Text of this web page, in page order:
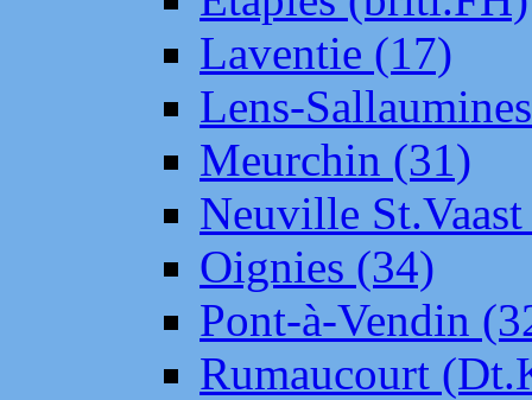
Laventie (17)
Lens-
Meurchin (31)
Neuville
Oignies (34)
Pont-à-Vendin
Rumaucourt